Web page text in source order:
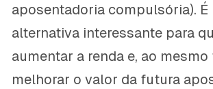
aposentadoria compulsória). É
alternativa interessante para
aumentar a renda e, ao mesmo
melhorar o valor da futura